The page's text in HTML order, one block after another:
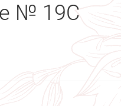
№ 19С